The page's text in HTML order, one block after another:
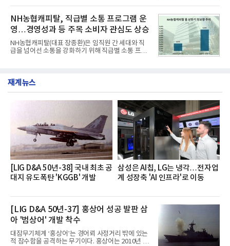
넘
혔다.‘동대문식 닭한마리 칼국수’는 예상을 뛰어넘는
소비자 호응에 힘입어 지난 7월 13일 첫 선을 보인 지
단 18일 만에 누적 판매량 50만 개를 돌파하는 성과를
거두었다.이번 신제품은 개발진이 전국의 닭한마리
전문점을 직접 찾아 다니며 최적의 육수 비율을 완성
했다. 자극적이지 않으면서도 깊은 닭육수에 마늘의
개운한 풍미를 더했으며, 국물이 잘 배어들면서도 쫄
서도
NH농협캐피탈, 직급별 소통 프로그램 운
영…경영성과 등 주목 소비자 관심도 상승
NH농협캐피탈(대표 장종환)은 임직원 간 세대와 직
급을 넘어선 소통을 강화하기 위해 직급별 소통 프로
영지원부 홍보팀과 2026년 새로이(e)＊가 공동 주관
쳐 진행됐다.참고로 새로이(e)는 NH농협캐피탈 MZ
세대들로(과장~계장) 구성된 자율 참여조직으로, 조
직문화 혁신과 업무 효율성 향상을 위한 다양한 활동
을 추진하며,새로운 변화와 이로운 영향력을 조직전
반에 전파하는 역할
재계뉴스
[LIG D&A 50년-38] 국내 최초 공
대지 유도폭탄 'KGGB' 개발
삼성은 AI칩, LG는 냉각…전자업
계 성장축 'AI 인프라'로 이동
[LIG D&A 50년-37] 홍상어 성공 발판 삼
아 '범상어' 개발 착수
대잠무기체계 ‘홍상어’는 경어뢰 사정거리 밖에 있는
적 잠수함을 공격하는 무기이다. 홍상어는 2010년 넥